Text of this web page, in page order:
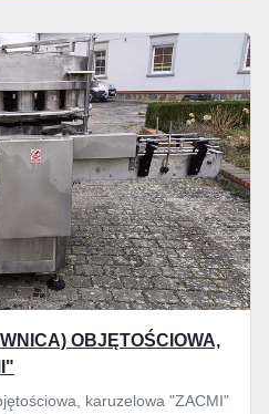
OBJĘTOŚCIOWA,
karuzelowa "ZACMI"